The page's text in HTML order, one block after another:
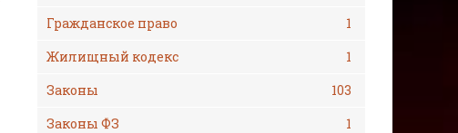
Гражданское право
1
Жилищный кодекс
1
Законы
103
Законы ФЗ
1